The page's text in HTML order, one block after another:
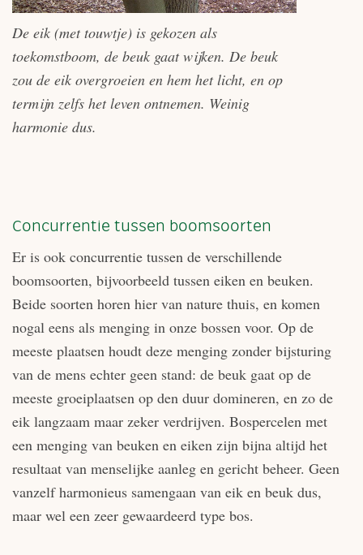
De eik (met touwtje) is gekozen als
toekomstboom, de beuk gaat wijken. De beuk
zou de eik overgroeien en hem het licht, en op
termijn zelfs het leven ontnemen. Weinig
harmonie dus.
Concurrentie tussen boomsoorten
Er is ook concurrentie tussen de verschillende
boomsoorten, bijvoorbeeld tussen eiken en beuken.
Beide soorten horen hier van nature thuis, en komen
nogal eens als menging in onze bossen voor. Op de
meeste plaatsen houdt deze menging zonder bijsturing
van de mens echter geen stand: de beuk gaat op de
meeste groeiplaatsen op den duur domineren, en zo de
eik langzaam maar zeker verdrijven. Bospercelen met
een menging van beuken en eiken zijn bijna altijd het
resultaat van menselijke aanleg en gericht beheer. Geen
vanzelf harmonieus samengaan van eik en beuk dus,
maar wel een zeer gewaardeerd type bos.